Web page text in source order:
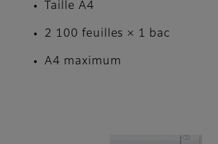
Taille A4
2 100 feuilles × 1 bac
A4 maximum